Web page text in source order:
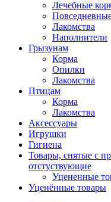
Лечебные
Лакомства
Наполнители
Грызунам
Корма
Опилки
Лакомства
Птицам
Корма
Лакомства
Аксессуары
Игрушки
Гигиена
Товары, снятые с
отстуствующие
Уцененные
Уценённые товары